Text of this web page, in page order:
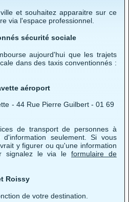
et souhaitez apparaitre sur ce
via l'espace professionnel.
sécurité sociale
aujourd'hui que les trajets
dans des taxis conventionnés :
aéroport
- 44 Rue Pierre Guilbert - 01 69
de transport de personnes à
seulement. Si vous
y figurer ou qu'une information
signalez le via leformulaire de
Roissy
de votre destination.